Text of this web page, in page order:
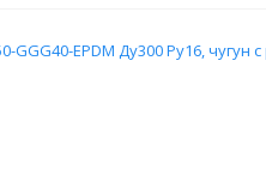
GGG40-EPDM Ду300 Ру16, чугун